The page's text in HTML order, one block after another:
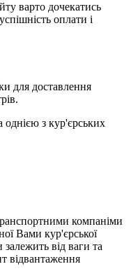
варто дочекатись
оплати і
для доставлення
з кур'єрських
компаніми
Вами кур'єрської
від ваги та
відвантаження